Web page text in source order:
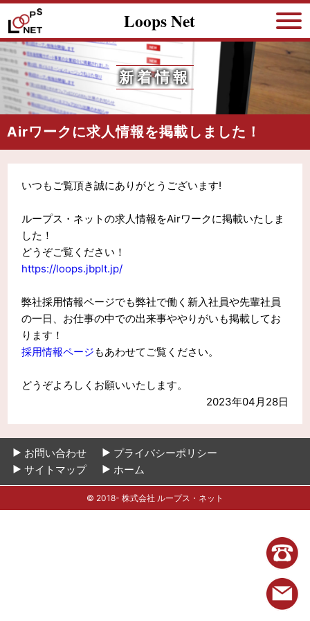
Loops Net
新着情報
Airワークに求人情報を掲載しました！
いつもご覧頂き誠にありがとうございます!
ループス・ネットの求人情報をAirワークに掲載いたしま
した！
どうぞご覧ください！
https://loops.jbplt.jp/
弊社採用情報ページでも弊社で働く新入社員や先輩社員
の一日、お仕事の中での出来事ややりがいも掲載してお
ります！
採用情報ページもあわせてご覧ください。
どうぞよろしくお願いいたします。
2023年04月28日
お問い合わせ
プライバシーポリシー
サイトマップ
ホーム
© 2018- 株式会社 ループス・ネット